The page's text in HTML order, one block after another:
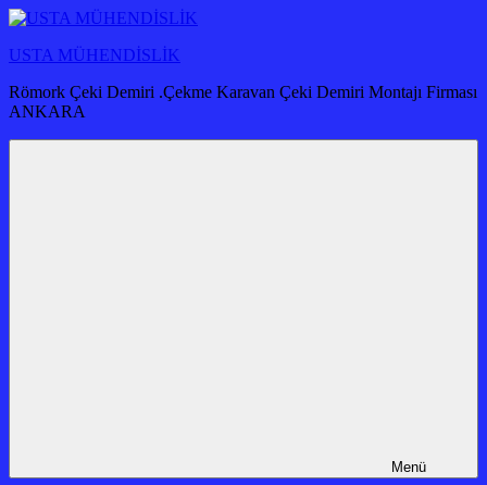
İçeriğe
USTA MÜHENDİSLİK
Römork Çeki Demiri .Çekme Karavan Çeki Demiri Montajı Firması
ANKARA
Menü